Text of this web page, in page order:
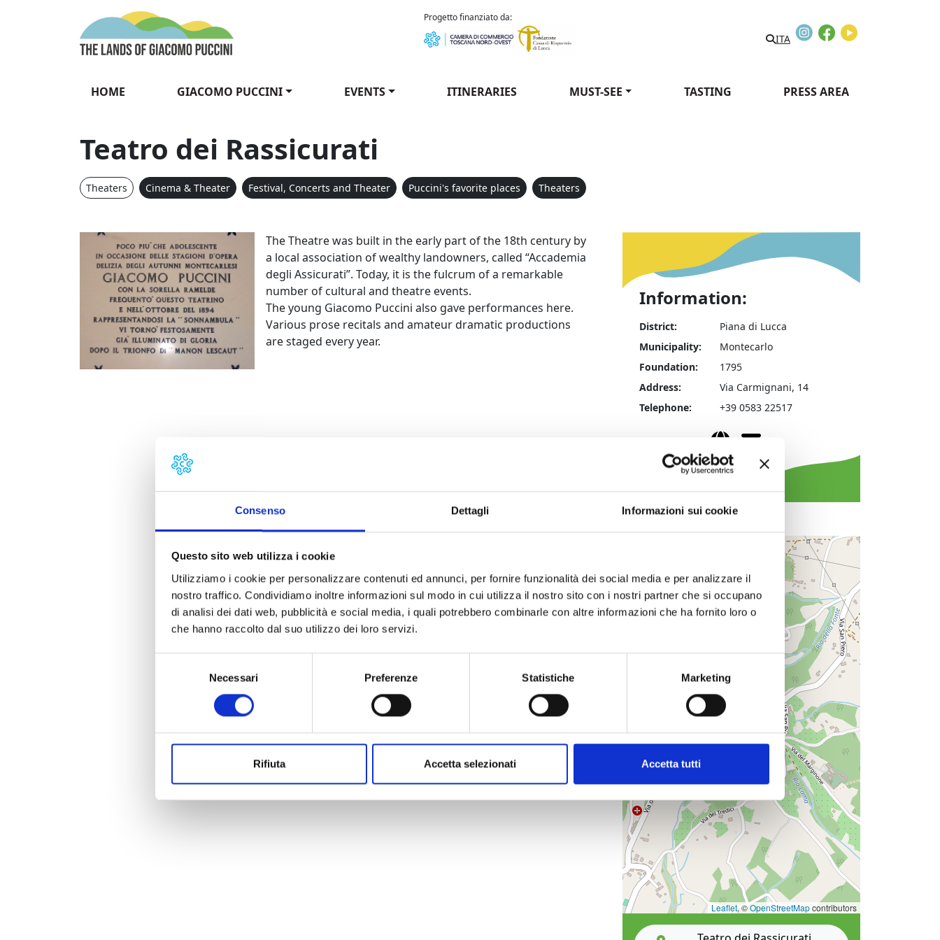
Consenso Dettagli Informazioni sui cookie
Questo sito web utilizza i cookie
Utilizziamo i cookie per personalizzare contenuti ed annunci, per fornire funzionalità dei social media e per analizzare il
nostro traffico. Condividiamo inoltre informazioni sul modo in cui utilizza il nostro sito con i nostri partner che si occupano
di analisi dei dati web, pubblicità e social media, i quali potrebbero combinarle con altre informazioni che ha fornito loro o
che hanno raccolto dal suo utilizzo dei loro servizi.
Necessari Preferenze Statistiche Marketing
Rifiuta Accetta selezionati Accetta tutti
Progetto finanziato da:
ITA
InstagramFacebook
HOME GIACOMO PUCCINI EVENTS ITINERARIES MUST-SEE TASTING PRESS AREA
Teatro dei Rassicurati
Theaters Cinema & Theater Festival, Concerts and Theater Puccini's favorite places Theaters
Teatro dei Rassicurati
The Theatre was built in the early part of the 18th century by
a local association of wealthy landowners, called “Accademia
degli Assicurati”. Today, it is the fulcrum of a remarkable
number of cultural and theatre events.
The young Giacomo Puccini also gave performances here.
Various prose recitals and amateur dramatic productions
are staged every year.
Information:
District:
Piana di Lucca
Municipality:
Montecarlo
Foundation:
1795
Address:
Via Carmignani, 14
Telephone:
+39 0583 22517
Website
Email
−
Leaflet, ©OpenStreetMapcontributors